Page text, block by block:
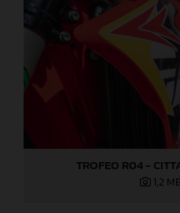
TROFEO R04 -
1,2